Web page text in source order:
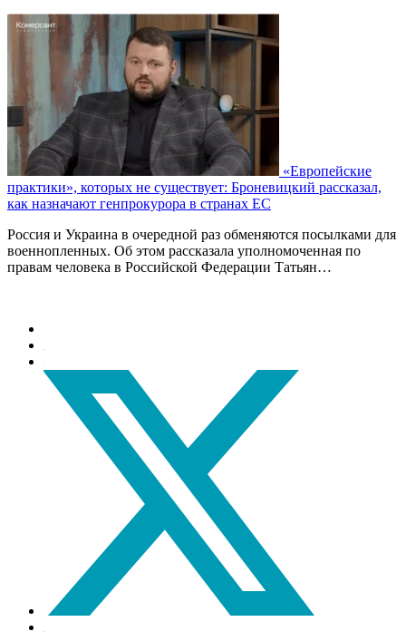
«Европейские
практики», которых не существует: Броневицкий рассказал,
как назначают генпрокурора в странах ЕС
Россия и Украина в очередной раз обменяются посылками для
военнопленных. Об этом рассказала уполномоченная по
правам человека в Российской Федерации Татьян…